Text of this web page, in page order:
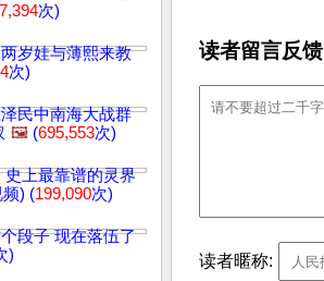
次)
岁娃与薄熙来教
次)
民中南海大战群
🖼️ (695,553次)
史上最靠谱的灵界
频) (199,090次)
段子 现在落伍了
)
读者留言反
读者暱称: